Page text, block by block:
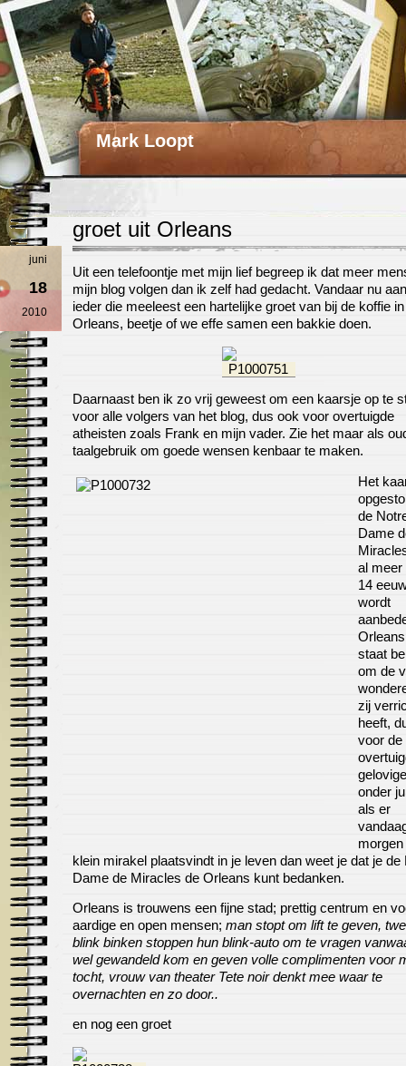
Mark Loopt
groet uit Orleans
juni
18
2010
Uit een telefoontje met mijn lief begreep ik dat meer
mijn blog volgen dan ik zelf had gedacht. Vandaar nu aan
ieder die meeleest een hartelijke groet van bij de koffie in
Orleans, beetje of we effe samen een bakkie doen.
Daarnaast ben ik zo vrij geweest om een kaarsje op te
voor alle volgers van het blog, dus ook voor overtuigde
atheisten zoals Frank en mijn vader. Zie het maar als
taalgebruik om goede wensen kenbaar te maken.
Het
de
Dame
al meer
14
wordt
staat
om de
zij
heeft,
voor de
onder
als er
morgen
klein mirakel plaatsvindt in je leven dan weet je dat je de
Dame de Miracles de Orleans kunt bedanken.
Orleans is trouwens een fijne stad; prettig centrum en
aardige en open mensen; man stopt om lift te geven,
blink binken stoppen hun blink-auto om te vragen
wel gewandeld kom en geven volle complimenten voor
tocht, vrouw van theater Tete noir denkt mee waar te
overnachten en zo door..
en nog een groet